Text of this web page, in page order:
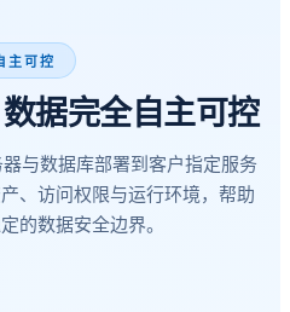
主可控
据完全自主可控
与数据库部署到客户指定服务
、访问权限与运行环境，帮助
的数据安全边界。